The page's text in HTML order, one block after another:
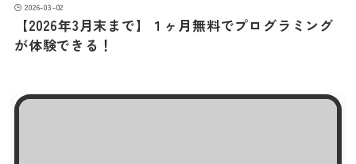
【2026年3月末まで】１ヶ月無料でプログラミング
が体験できる！
2026-03-02